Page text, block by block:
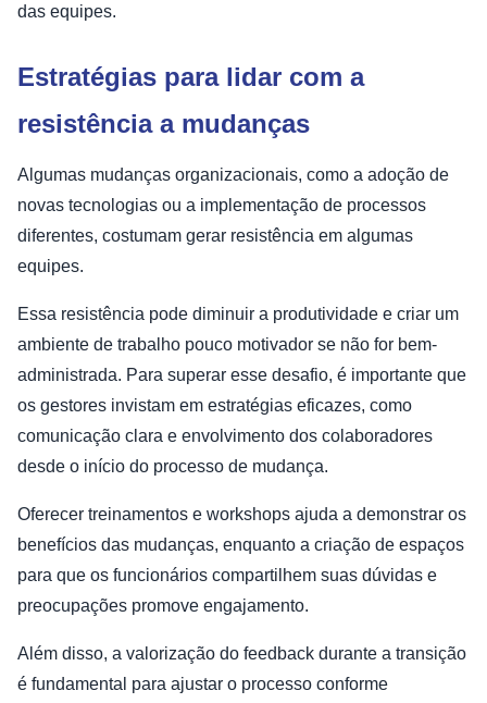
das equipes.
Estratégias para lidar com a
resistência a mudanças
Algumas mudanças organizacionais, como a adoção de
novas tecnologias ou a implementação de processos
diferentes, costumam gerar resistência em algumas
equipes.
Essa resistência pode diminuir a produtividade e criar um
ambiente de trabalho pouco motivador se não for bem-
administrada. Para superar esse desafio, é importante que
os gestores invistam em estratégias eficazes, como
comunicação clara e envolvimento dos colaboradores
desde o início do processo de mudança.
Oferecer treinamentos e workshops ajuda a demonstrar os
benefícios das mudanças, enquanto a criação de espaços
para que os funcionários compartilhem suas dúvidas e
preocupações promove engajamento.
Além disso, a valorização do feedback durante a transição
é fundamental para ajustar o processo conforme